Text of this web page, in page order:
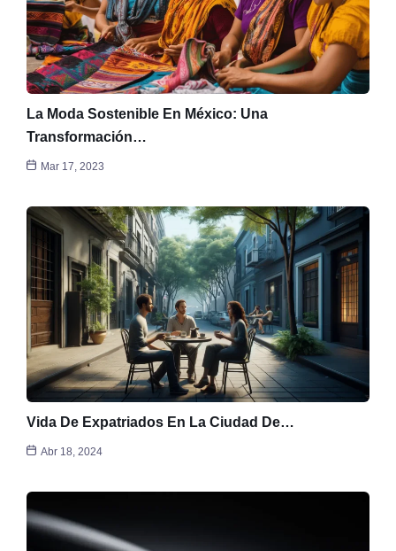
La Moda Sostenible En México: Una
Transformación…
Mar 17, 2023
Vida De Expatriados En La Ciudad De…
Abr 18, 2024